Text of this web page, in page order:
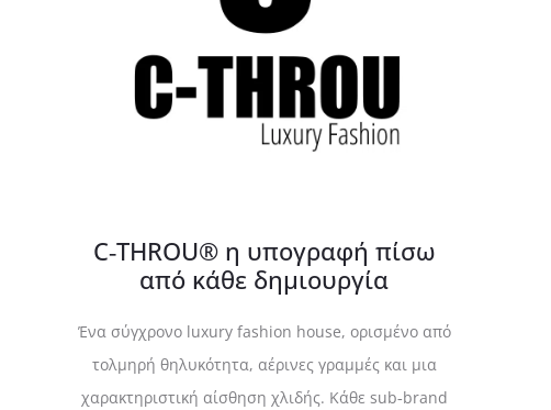
C‑THROU® η υπογραφή πίσω
από κάθε δημιουργία
Ένα σύγχρονο luxury fashion house, ορισμένο από
τολμηρή θηλυκότητα, αέρινες γραμμές και μια
χαρακτηριστική αίσθηση χλιδής. Κάθε sub‑brand